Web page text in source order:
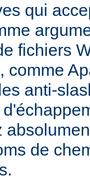
qui
fichiers
comme
anti-
de